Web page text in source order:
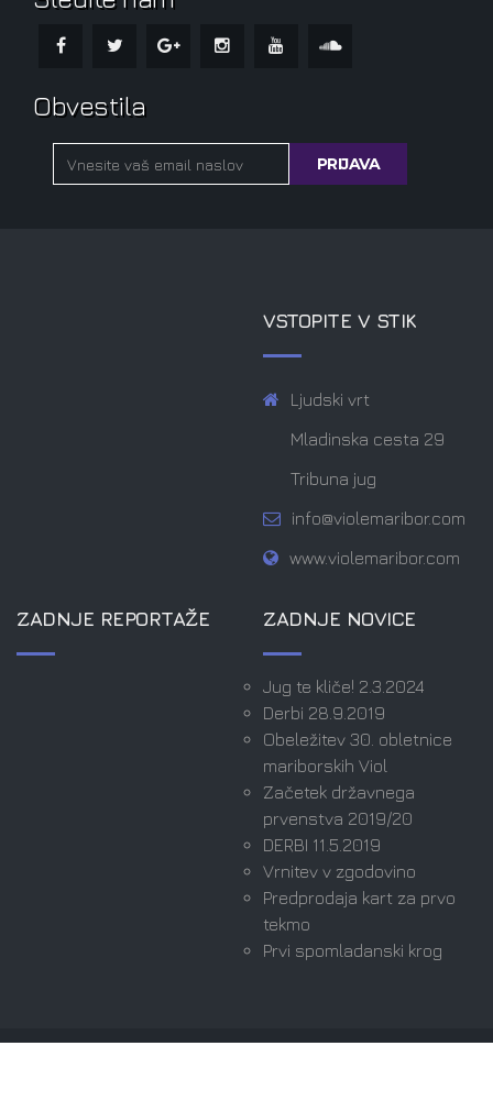
Obvestila
VSTOPITE V STIK
Ljudski vrt
Mladinska cesta 29
Tribuna jug
info@violemaribor.com
www.violemaribor.com
ZADNJE REPORTAŽE ZADNJE NOVICE
Jug te kliče! 2.3.2024
Derbi 28.9.2019
Obeležitev 30. obletnice
mariborskih Viol
Začetek državnega
prvenstva 2019/20
DERBI 11.5.2019
Vrnitev v zgodovino
Predprodaja kart za prvo
tekmo
Prvi spomladanski krog